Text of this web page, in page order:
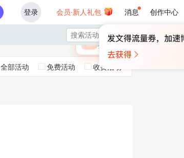
登录 会员·新人礼包 消息 创作中心
×
🎁 未登录
登录领取最高

全部活动 免费活动 收费活动